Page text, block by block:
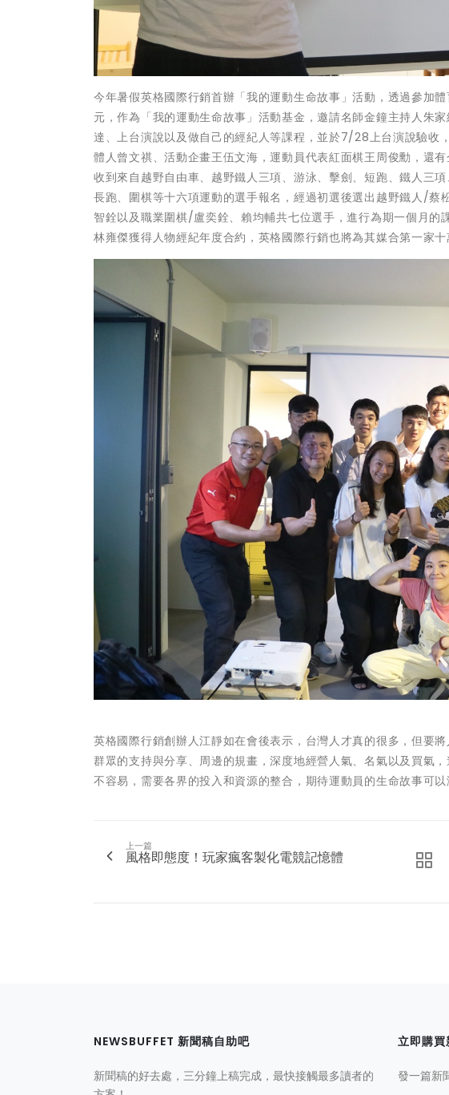
今年暑假英格國際行銷首辦「我的運動生命故事」活動，透過參加
元，作為「我的運動生命故事」活動基金，邀請名師金鐘主持人朱
達、上台演說以及做自己的經紀人等課程，並於7/28上台演說驗收
體人曾文祺、活動企畫王伍文海，運動員代表紅面棋王周俊勳，還
收到來自越野自由車、越野鐵人三項、游泳、擊劍、短跑、鐵人三
長跑、圍棋等十六項運動的選手報名，經過初選後選出越野鐵人/
智銓以及職業圍棋/盧奕銓、賴均輔共七位選手，進行為期一個月
林雍傑獲得人物經紀年度合約，英格國際行銷也將為其媒合第一家
英格國際行銷創辦人江靜如在會後表示，台灣人才真的很多，但要
群眾的支持與分享、周邊的規畫，深度地經營人氣、名氣以及買氣
不容易，需要各界的投入和資源的整合，期待運動員的生命故事可以
上一篇
風格即態度！玩家瘋客製化電競記憶體
NEWSBUFFET 新聞稿自助吧
新聞稿的好去處，三分鐘上稿完成，最快接觸最多讀者的
立即購
發一篇新